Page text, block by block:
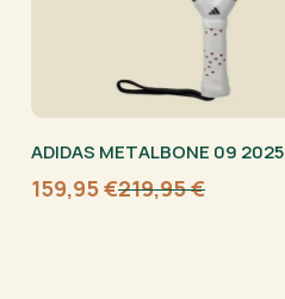
ADIDAS METALBONE 09 2025
219,95€
Algne
159,95€
Current